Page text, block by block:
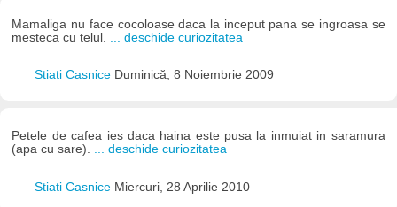
Mamaliga nu face cocoloase daca la inceput pana se ingroasa se
mesteca cu telul.
... deschide curiozitatea
Stiati Casnice Duminică, 8 Noiembrie 2009
Petele de cafea ies daca haina este pusa la inmuiat in saramura
(apa cu sare). ... deschide curiozitatea
Stiati Casnice Miercuri, 28 Aprilie 2010